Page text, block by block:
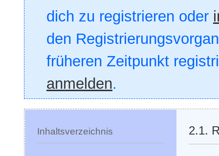
dich zu registrieren oder
den
früheren Zeitpunkt
anmelden.
Inhaltsverzeichnis 2.1.